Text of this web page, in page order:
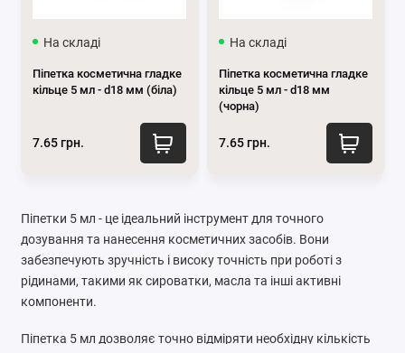
На складі
Піпетка косметична гладке
кільце 5 мл - d18 мм (біла)
7.65 грн.
На складі
Піпетка косметична гладке
кільце 5 мл - d18 мм
(чорна)
7.65 грн.
Піпетки 5 мл - це ідеальний інструмент для точного
дозування та нанесення косметичних засобів. Вони
забезпечують зручність і високу точність при роботі з
рідинами, такими як сироватки, масла та інші активні
компоненти.
Піпетка 5 мл дозволяє точно відміряти необхідну кількість